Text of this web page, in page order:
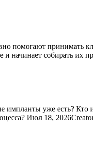
помогают принимать
начинает собирать их
уже есть? Кто
Июл 18,